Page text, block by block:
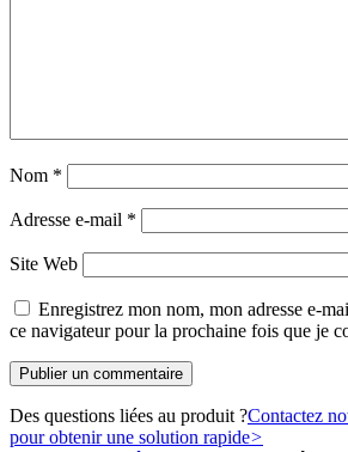
Nom *
Adresse e-mail *
Site Web
Enregistrez mon nom, mon adresse e-
ce navigateur pour la prochaine fois que je
Des questions liées au produit ?Contactez
pour obtenir une solution rapide>